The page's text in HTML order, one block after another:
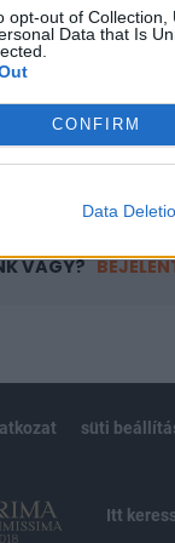
opt-out of
Data that Is
CONFIRM
Data
cikkarchívum
elmúlt 2 év
VAGY?
süti
Itt